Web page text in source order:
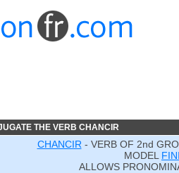
THE VERB CHANCIR
CHANCIR - VERB OF 2nd
MODEL
ALLOWS